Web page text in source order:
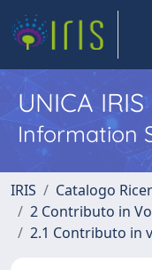
UNICA IRIS
Information
IRIS
Catalogo
2 Contributo in
2.1 Contributo in